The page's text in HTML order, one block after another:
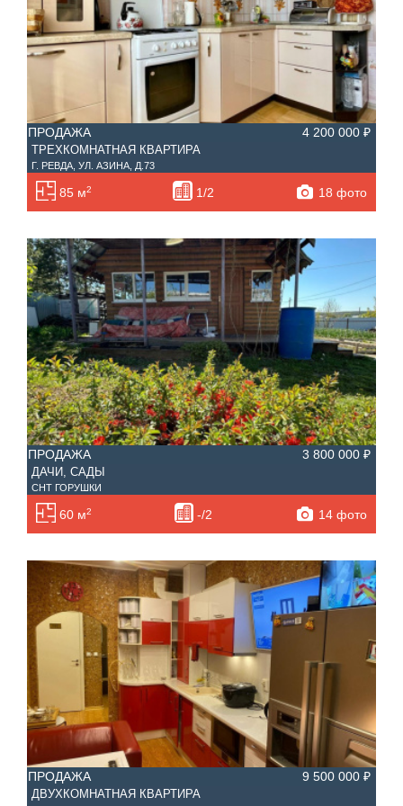
ПРОДАЖА 4 200 000 ₽
ТРЕХКОМНАТНАЯ КВАРТИРА
Г. РЕВДА, УЛ. АЗИНА, Д.73
85 м2 1/2 18 фото
ПРОДАЖА 3 800 000 ₽
ДАЧИ, САДЫ
СНТ ГОРУШКИ
60 м2 -/2 14 фото
ПРОДАЖА 9 500 000 ₽
ДВУХКОМНАТНАЯ КВАРТИРА